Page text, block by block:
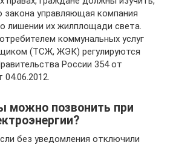
закона управляющая компания
лишении их жилплощади света.
коммунальных услуг
(ТСЖ, ЖЭК) регулируются
России 354 от
можно позвонить при
без уведомления отключили